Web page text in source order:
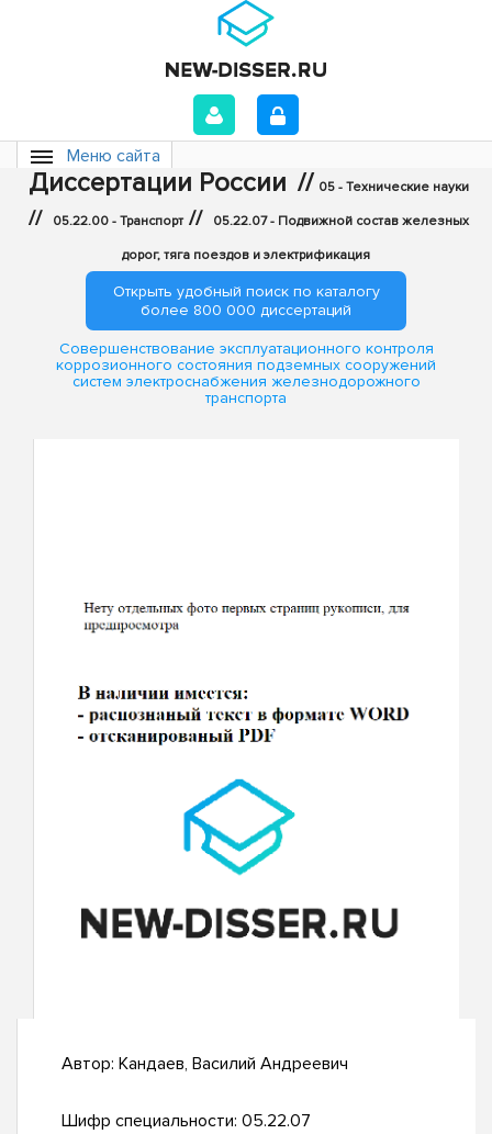
Меню сайта
Диссертации России // 05 - Технические науки
// 05.22.00 - Транспорт // 05.22.07 - Подвижной состав железных
дорог, тяга поездов и электрификация
Открыть удобный поиск по каталогу
более 800 000 диссертаций
Совершенствование эксплуатационного контроля
коррозионного состояния подземных сооружений
систем электроснабжения железнодорожного
транспорта
Автор: Кандаев, Василий Андреевич
Шифр специальности: 05.22.07